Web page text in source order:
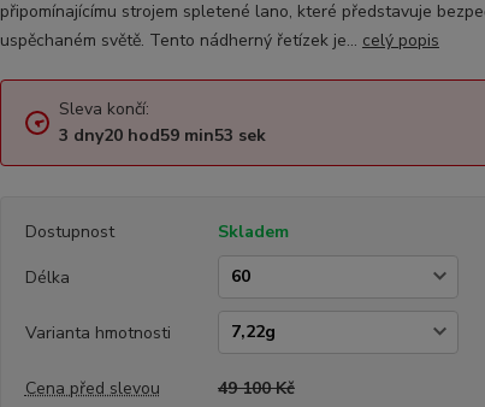
připomínajícímu strojem spletené lano, které představuje
uspěchaném světě. Tento nádherný řetízek je... celý popis
Sleva končí:
3 dny20hod59min52 sek
Dostupnost
Skladem
Délka
Varianta hmotnosti
Cena před slevou
49 100 Kč